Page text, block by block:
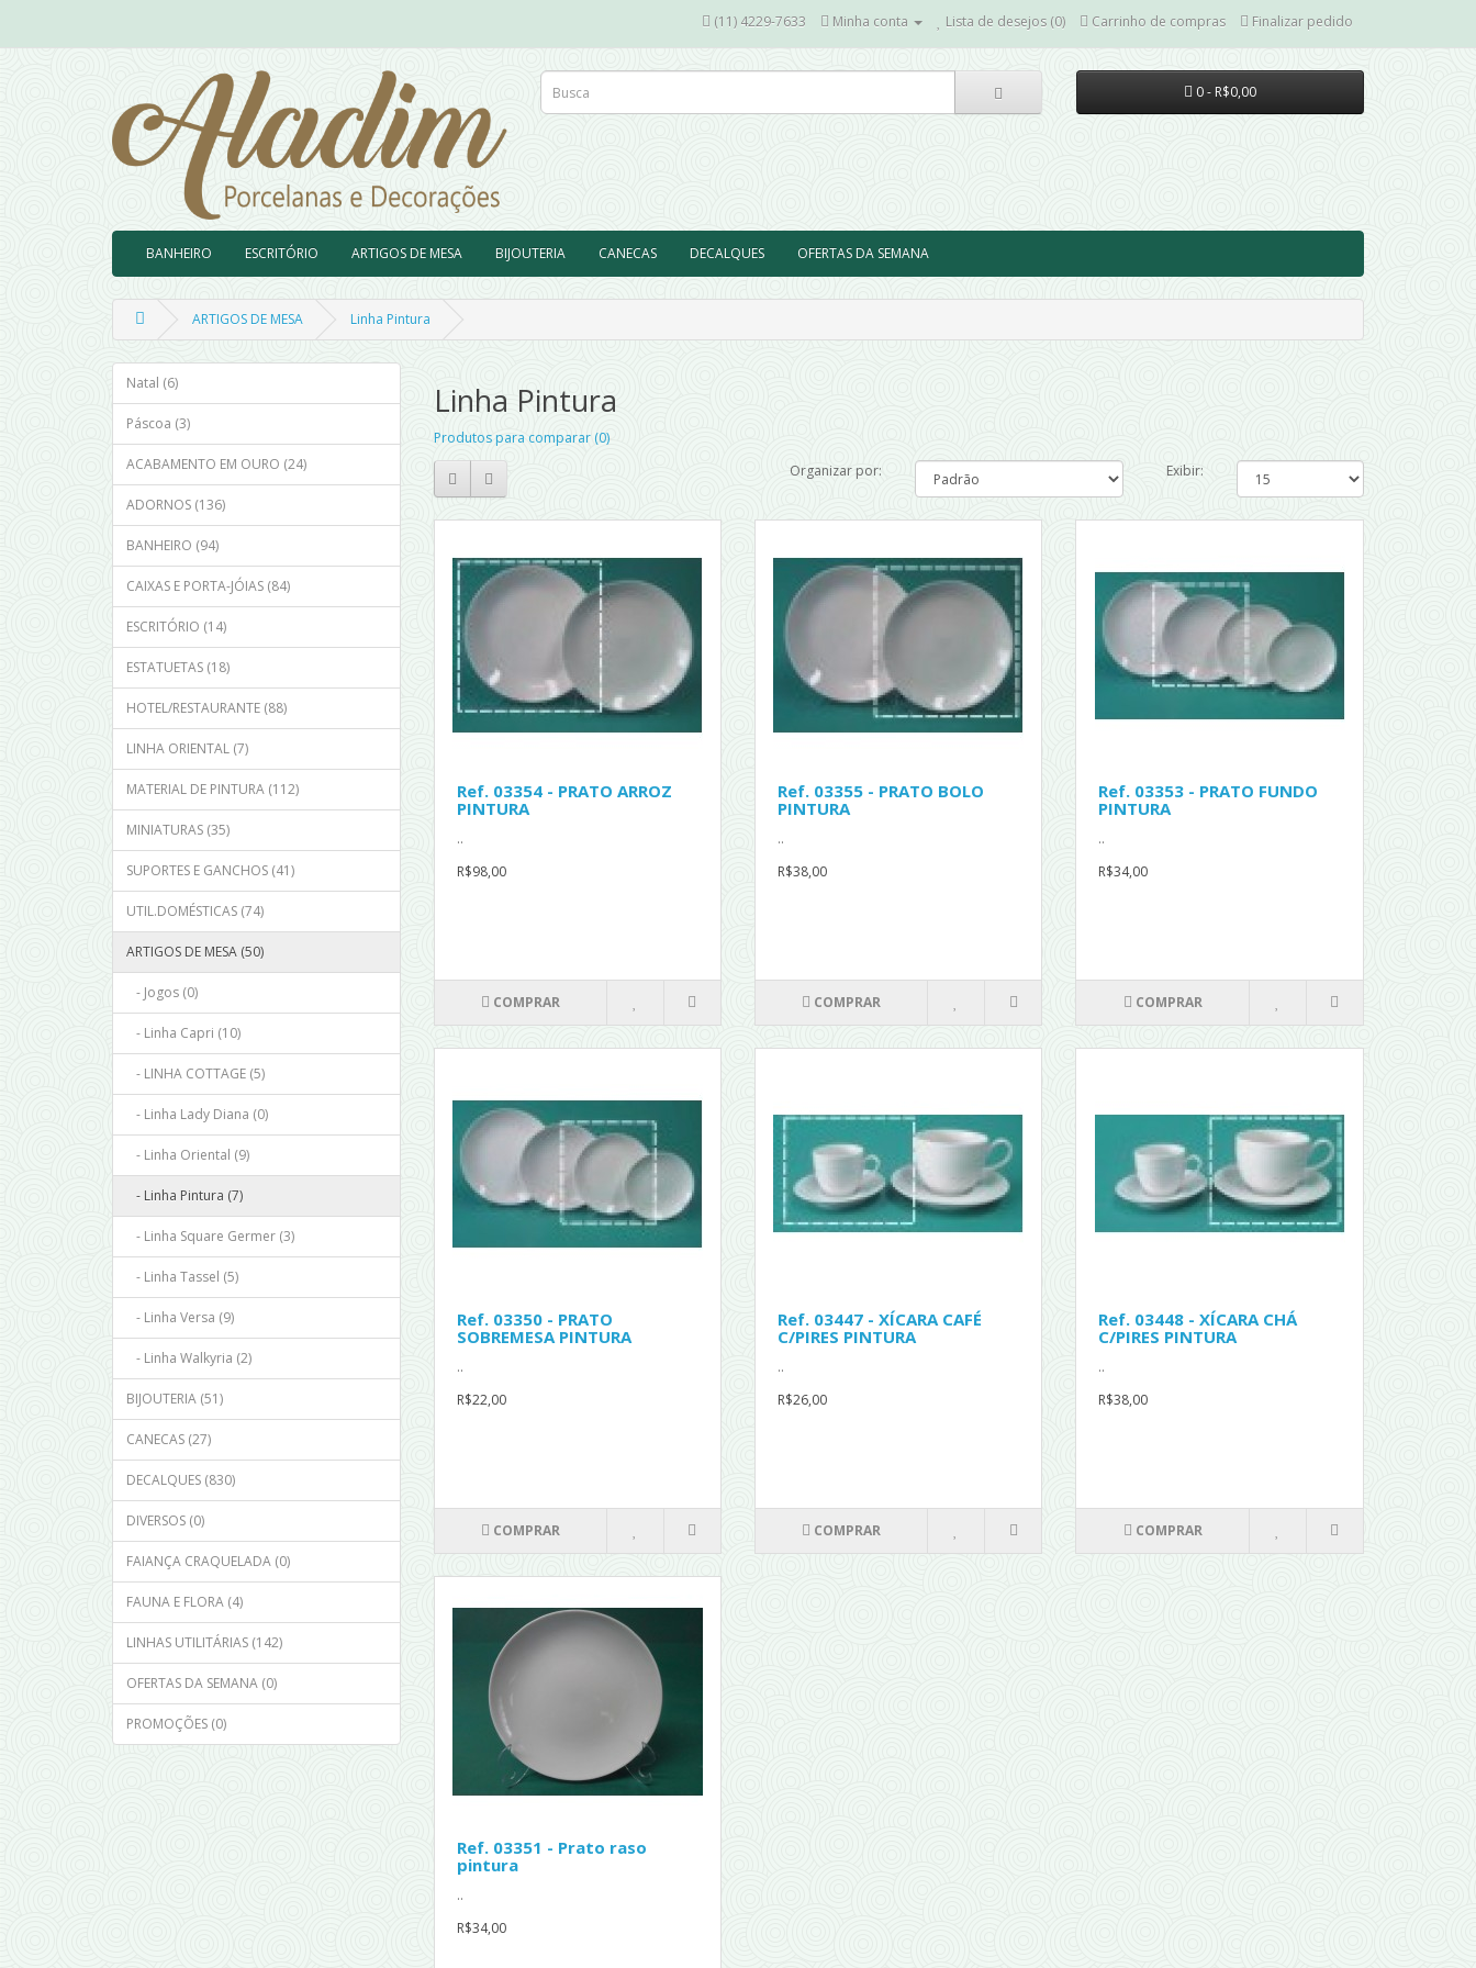
(11) 4229-7633 Minha conta Lista de desejos (0) Carrinho de compras Finalizar pedido
0 - R$0,00
BANHEIRO ESCRITÓRIO ARTIGOS DE MESA BIJOUTERIA CANECAS DECALQUES OFERTAS DA SEMANA
ARTIGOS DE MESA Linha Pintura
Natal (6)
Páscoa (3)
ACABAMENTO EM OURO (24)
ADORNOS (136)
BANHEIRO (94)
CAIXAS E PORTA-JÓIAS (84)
ESCRITÓRIO (14)
ESTATUETAS (18)
HOTEL/RESTAURANTE (88)
LINHA ORIENTAL (7)
MATERIAL DE PINTURA (112)
MINIATURAS (35)
SUPORTES E GANCHOS (41)
UTIL.DOMÉSTICAS (74)
ARTIGOS DE MESA (50)
- Jogos (0)
- Linha Capri (10)
- LINHA COTTAGE (5)
- Linha Lady Diana (0)
- Linha Oriental (9)
- Linha Pintura (7)
- Linha Square Germer (3)
- Linha Tassel (5)
- Linha Versa (9)
- Linha Walkyria (2)
BIJOUTERIA (51)
CANECAS (27)
DECALQUES (830)
DIVERSOS (0)
FAIANÇA CRAQUELADA (0)
FAUNA E FLORA (4)
LINHAS UTILITÁRIAS (142)
OFERTAS DA SEMANA (0)
PROMOÇÕES (0)
Linha Pintura
Produtos para comparar (0)
Organizar por:
Exibir:
Ref. 03354 - PRATO ARROZ
PINTURA
..
R$98,00
COMPRAR
Ref. 03355 - PRATO BOLO
PINTURA
..
R$38,00
COMPRAR
Ref. 03353 - PRATO FUNDO
PINTURA
..
R$34,00
COMPRAR
Ref. 03350 - PRATO
SOBREMESA PINTURA
..
R$22,00
COMPRAR
Ref. 03447 - XÍCARA CAFÉ
C/PIRES PINTURA
..
R$26,00
COMPRAR
Ref. 03448 - XÍCARA CHÁ
C/PIRES PINTURA
..
R$38,00
COMPRAR
Ref. 03351 - Prato raso
pintura
..
R$34,00